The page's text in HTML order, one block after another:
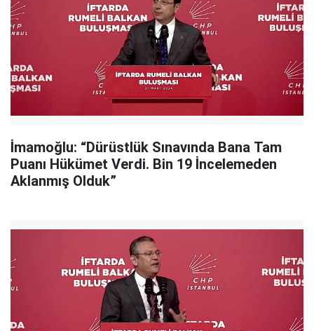
İmamoğlu: “Dürüstlük Sınavında Bana Tam
Puanı Hükümet Verdi. Bin 19 İncelemeden
Aklanmış Olduk”